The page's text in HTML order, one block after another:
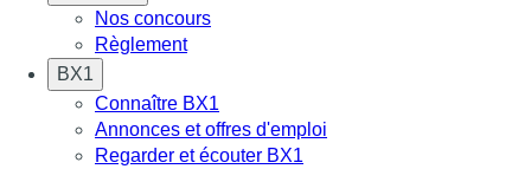
Nos concours
Règlement
BX1
Connaître BX1
Annonces et offres d'emploi
Regarder et écouter BX1